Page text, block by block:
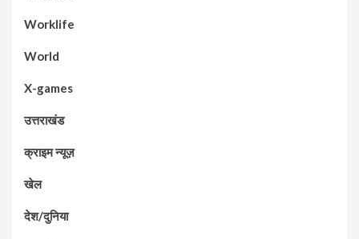
Worklife
World
X-games
उत्तराखंड
क्राइम न्यूज़
खेल
देश/दुनिया